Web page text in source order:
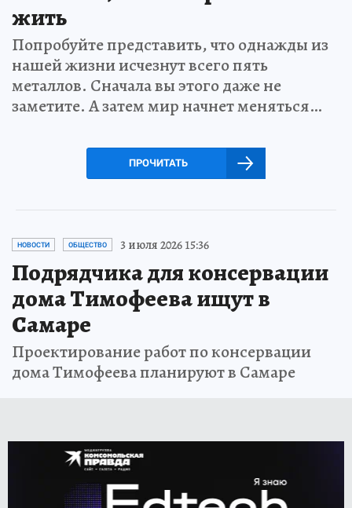
жить
Попробуйте представить, что однажды из
нашей жизни исчезнут всего пять
металлов. Сначала вы этого даже не
заметите. А затем мир начнет меняться…
ПРОЧИТАТЬ
НОВОСТИ ОБЩЕСТВО 3 июля 2026 15:36
Подрядчика для консервации
дома Тимофеева ищут в
Самаре
Проектирование работ по консервации
дома Тимофеева планируют в Самаре